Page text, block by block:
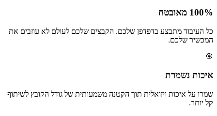
100% מאובטח
כל העיבוד מתבצע בדפדפן שלכם. הקבצים שלכם לעולם לא עוזבים את
המכשיר שלכם.
🎯
איכות נשמרת
שמרו על איכות ויזואלית תוך הקטנה משמעותית של גודל הקובץ לשיתוף
קל יותר.